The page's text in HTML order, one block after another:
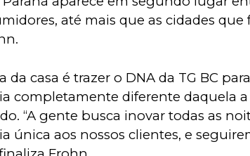
até mais que as cidades que
da casa é trazer o DNA da TG BC
completamente diferente daquela
“A gente busca inovar todas as
única aos nossos clientes, e